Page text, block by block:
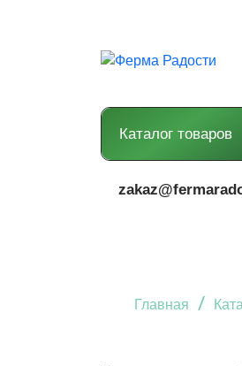
Каталог товаров
Главная /